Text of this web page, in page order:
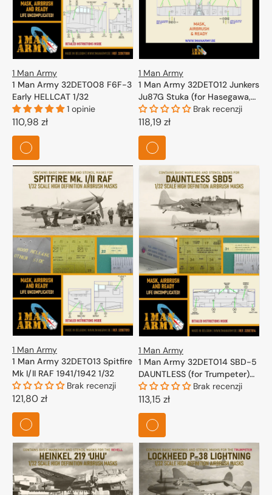
1 Man Army
1 Man Army 32DET008 F6F-3
Early HELLCAT 1/32
1 opinie
Cena
regularna
110,98 zł
1 Man Army
1 Man Army 32DET012 Junkers
Ju87G Stuka (for Hasegawa,
Trumpeter) 1/32Brak recenzji
Cena
regularna
118,19 zł
1 Man Army
1 Man Army 32DET013 Spitfire
Mk I/II RAF 1941/1942 1/32
Brak recenzji
Cena
regularna
121,80 zł
1 Man Army
1 Man Army 32DET014 SBD-5
DAUNTLESS (for Trumpeter)
1/32
Brak recenzji
Cena
regularna
113,15 zł